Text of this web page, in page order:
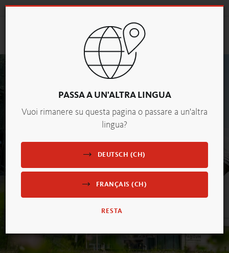
PASSA A UN'ALTRA LINGUA
Vuoi rimanere su questa pagina o passare a un'altra
lingua?
DEUTSCH (CH)
FRANÇAIS (CH)
RESTA